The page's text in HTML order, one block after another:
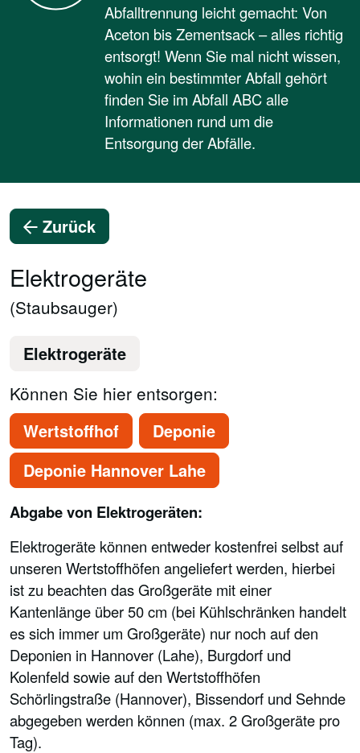
Abfalltrennung leicht gemacht: Von
Aceton bis Zementsack – alles richtig
entsorgt! Wenn Sie mal nicht wissen,
wohin ein bestimmter Abfall gehört
finden Sie im Abfall ABC alle
Informationen rund um die
Entsorgung der Abfälle.
Zurück
Elektrogeräte
(Staubsauger)
Elektrogeräte
Können Sie hier entsorgen:
Wertstoffhof
Deponie
Deponie Hannover Lahe
Abgabe von Elektrogeräten:
Elektrogeräte können entweder kostenfrei selbst auf
unseren Wertstoffhöfen angeliefert werden, hierbei
ist zu beachten das Großgeräte mit einer
Kantenlänge über 50 cm (bei Kühlschränken handelt
es sich immer um Großgeräte) nur noch auf den
Deponien in Hannover (Lahe), Burgdorf und
Kolenfeld sowie auf den Wertstoffhöfen
Schörlingstraße (Hannover), Bissendorf und Sehnde
abgegeben werden können (max. 2 Großgeräte pro
Tag).